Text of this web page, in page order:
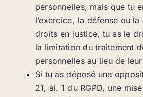
personnelles, mais que tu
l’exercice, la défense ou
droits en justice, tu as le
la limitation du traitement
personnelles au lieu de
Si tu as déposé une
21, al. 1 du RGPD, une